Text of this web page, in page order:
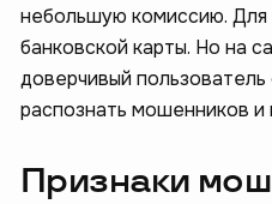
небольшую комиссию. Для
банковской карты. Но на
доверчивый
распознать мошенников и
Признаки